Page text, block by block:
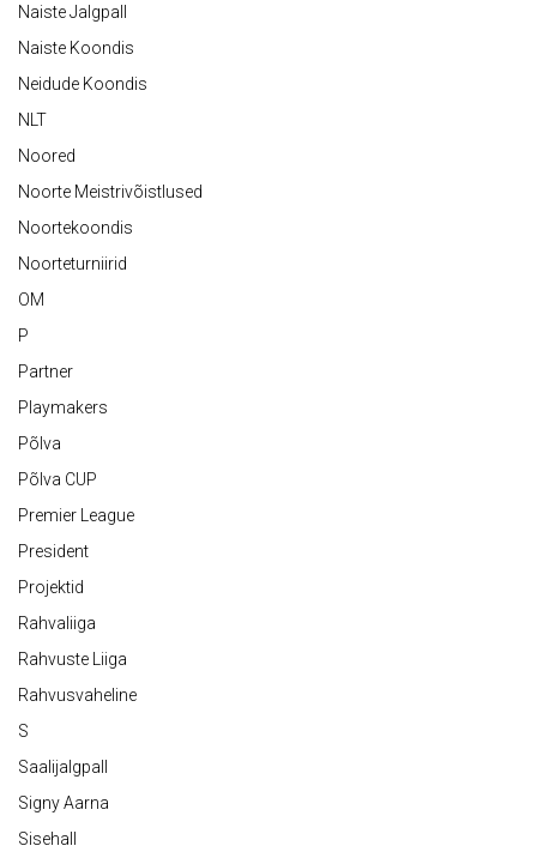
Naiste Jalgpall
Naiste Koondis
Neidude Koondis
NLT
Noored
Noorte Meistrivõistlused
Noortekoondis
Noorteturniirid
OM
P
Partner
Playmakers
Põlva
Põlva CUP
Premier League
President
Projektid
Rahvaliiga
Rahvuste Liiga
Rahvusvaheline
S
Saalijalgpall
Signy Aarna
Sisehall